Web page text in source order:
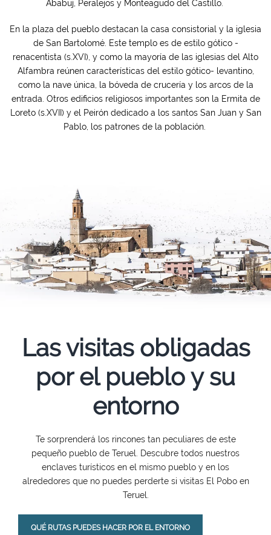
Ababuj, Peralejos y Monteagudo del Castillo.
En la plaza del pueblo destacan la casa consistorial y la iglesia
de San Bartolomé. Este templo es de estilo gótico -
renacentista (s.XVI), y como la mayoría de las iglesias del Alto
Alfambra reúnen características del estilo gótico- levantino,
como la nave única, la bóveda de crucería y los arcos de la
entrada. Otros edificios religiosos importantes son la Ermita de
Loreto (s.XVII) y el Peirón dedicado a los santos San Juan y San
Pablo, los patrones de la población.
Las visitas obligadas
por el pueblo y su
entorno
Te sorprenderá los rincones tan peculiares de este
pequeño pueblo de Teruel. Descubre todos nuestros
enclaves turísticos en el mismo pueblo y en los
alrededores que no puedes perderte si visitas El Pobo en
Teruel.
QUÉ RUTAS PUEDES HACER POR EL ENTORNO